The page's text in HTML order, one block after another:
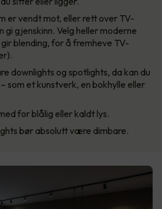
er vendt mot, eller rett over TV-
gi gjenskinn. Velg heller moderne
blending, for å fremheve TV-
downlights og spotlights, da kan du
som et kunstverk, en bokhylle eller
for blålig eller kaldt lys.
bør absolutt være dimbare.